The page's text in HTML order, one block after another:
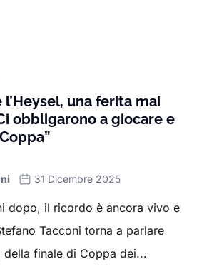
l’Heysel, una ferita mai
obbligarono a giocare e
31 Dicembre 2025
dopo, il ricordo è ancora vivo e
Tacconi torna a parlare
della finale di Coppa dei...